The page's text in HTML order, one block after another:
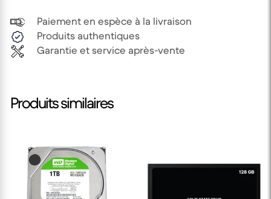
Paiement en espèce à la livraison
Produits authentiques
Garantie et service après-vente
Produits similaires